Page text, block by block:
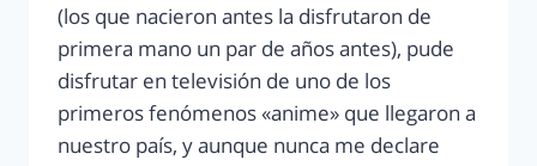
(los que nacieron antes la disfrutaron de
primera mano un par de años antes), pude
disfrutar en televisión de uno de los
primeros fenómenos «anime» que llegaron a
nuestro país, y aunque nunca me declare